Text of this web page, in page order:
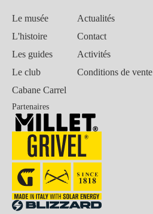
Le musée
L'histoire
Les guides
Le club
Cabane Carrel
Actualités
Contact
Activités
Conditions de vente
Partenaires